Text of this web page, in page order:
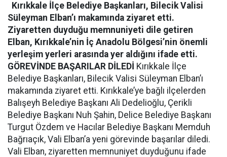
Kırıkkale İlçe Belediye Başkanları, Bilecik Valisi
Süleyman Elban’ı makamında ziyaret etti.
Ziyaretten duyduğu memnuniyeti dile getiren
Elban, Kırıkkale’nin İç Anadolu Bölgesi’nin önemli
yerleşim yerleri arasında yer aldığını ifade etti.
GÖREVİNDE BAŞARILAR DİLEDİ Kırıkkale İlçe
Belediye Başkanları, Bilecik Valisi Süleyman Elban’ı
makamında ziyaret etti. Kırıkkale’ye bağlı ilçelerden
Balışeyh Belediye Başkanı Ali Dedelioğlu, Çerikli
Belediye Başkanı Nuh Şahin, Delice Belediye Başkanı
Turgut Özdem ve Hacılar Belediye Başkanı Memduh
Bağrıaçık, Vali Elban’a yeni görevinde başarılar diledi.
Vali Elban, ziyaretten memnuniyet duyduğunu ifade